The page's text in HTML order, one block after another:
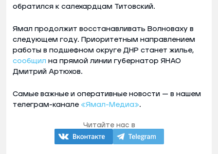
обратился к салехардцам Титовский.
Ямал продолжит восстанавливать Волноваху в
следующем году. Приоритетным направлением
работы в подшефном округе ДНР станет жилье,
сообщил на прямой линии губернатор ЯНАО
Дмитрий Артюхов.
Самые важные и оперативные новости — в нашем
телеграм-канале «Ямал-Медиа».
Читайте нас в